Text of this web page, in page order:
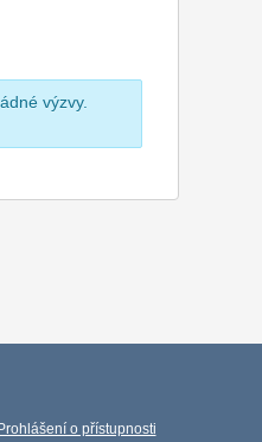
výzvy.
Prohlášení o přístupnosti